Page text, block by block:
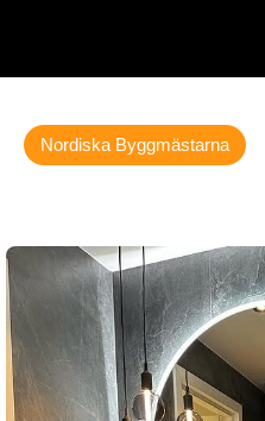
Nordiska Byggmästarna